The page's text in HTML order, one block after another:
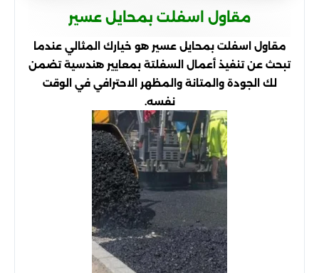
مقاول اسفلت بمحايل عسير
مقاول اسفلت بمحايل عسير هو خيارك المثالي عندما
تبحث عن تنفيذ أعمال السفلتة بمعايير هندسية تضمن
لك الجودة والمتانة والمظهر الاحترافي في الوقت
نفسه.